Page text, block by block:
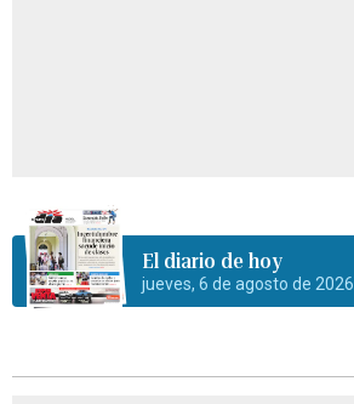
El diario de hoy
jueves, 6 de agosto de 2026